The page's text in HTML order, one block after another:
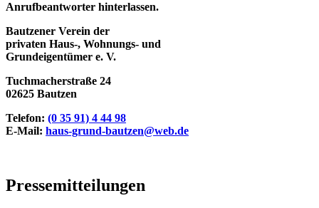
Anrufbeantworter hinterlassen.
Bautzener Verein der
privaten Haus-, Wohnungs- und
Grundeigentümer e. V.
Tuchmacherstraße 24
02625 Bautzen
Telefon: (0 35 91) 4 44 98
E-Mail: haus-grund-bautzen@web.de
Pressemitteilungen